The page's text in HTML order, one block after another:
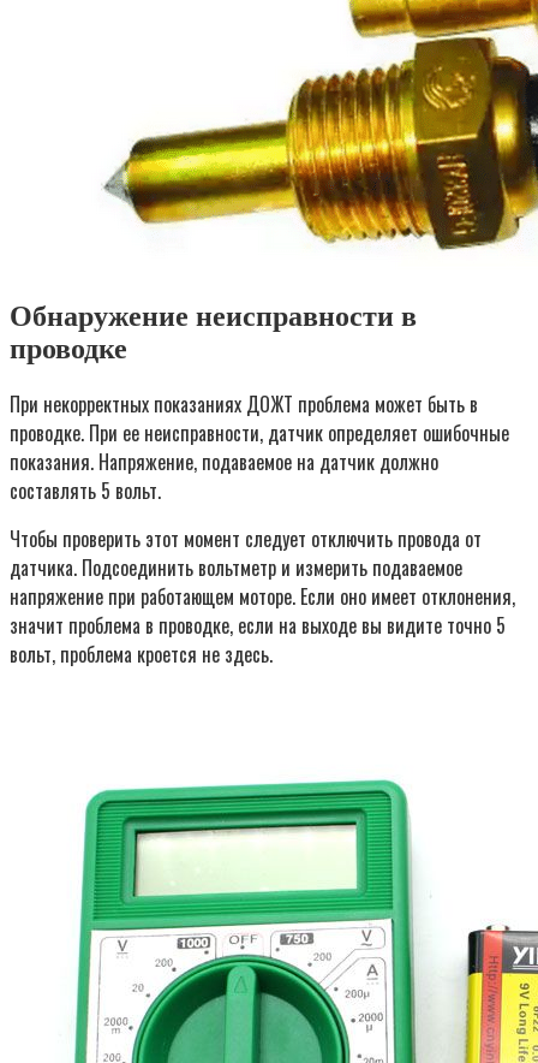
Обнаружение неисправности в
проводке
При некорректных показаниях ДОЖТ проблема может быть в
проводке. При ее неисправности, датчик определяет ошибочные
показания. Напряжение, подаваемое на датчик должно
составлять 5 вольт.
Чтобы проверить этот момент следует отключить провода от
датчика. Подсоединить вольтметр и измерить подаваемое
напряжение при работающем моторе. Если оно имеет отклонения,
значит проблема в проводке, если на выходе вы видите точно 5
вольт, проблема кроется не здесь.